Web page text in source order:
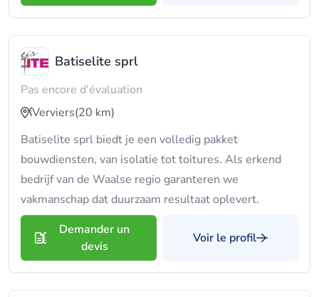
Batiselite sprl
Pas encore d'évaluation
Verviers(20 km)
Batiselite sprl biedt je een volledig pakket
bouwdiensten, van isolatie tot toitures. Als erkend
bedrijf van de Waalse regio garanteren we
vakmanschap dat duurzaam resultaat oplevert.
Demander un
devis
Voir le profil